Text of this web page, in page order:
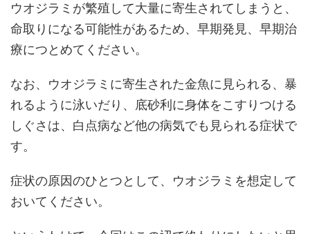
ウオジラミが繁殖して大量に寄生されてしまうと、
命取りになる可能性があるため、早期発見、早期治
療につとめてください。
なお、ウオジラミに寄生された金魚に見られる、暴
れるように泳いだり、底砂利に身体をこすりつける
しぐさは、白点病など他の病気でも見られる症状で
す。
症状の原因のひとつとして、ウオジラミを想定して
おいてください。